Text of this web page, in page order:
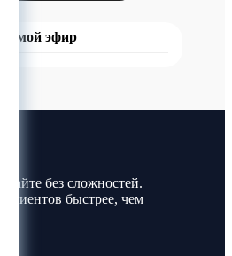
эфир
без сложностей.
клиентов быстрее, чем